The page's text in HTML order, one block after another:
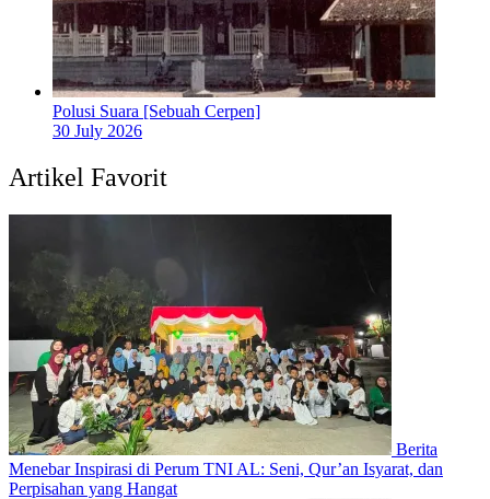
Polusi Suara [Sebuah Cerpen]
30 July 2026
Artikel Favorit
Berita
Menebar Inspirasi di Perum TNI AL: Seni, Qur’an Isyarat, dan
Perpisahan yang Hangat